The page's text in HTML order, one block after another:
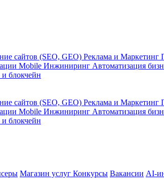
сайтов (SEO, GEO) Реклама и Маркетинг
Mobile Инжиниринг Автоматизация
блокчейн
сайтов (SEO, GEO) Реклама и Маркетинг
Mobile Инжиниринг Автоматизация
блокчейн
Магазин услуг Конкурсы Вакансии AI-